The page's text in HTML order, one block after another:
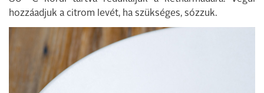
hozzáadjuk a citrom levét, ha szükséges, sózzuk.